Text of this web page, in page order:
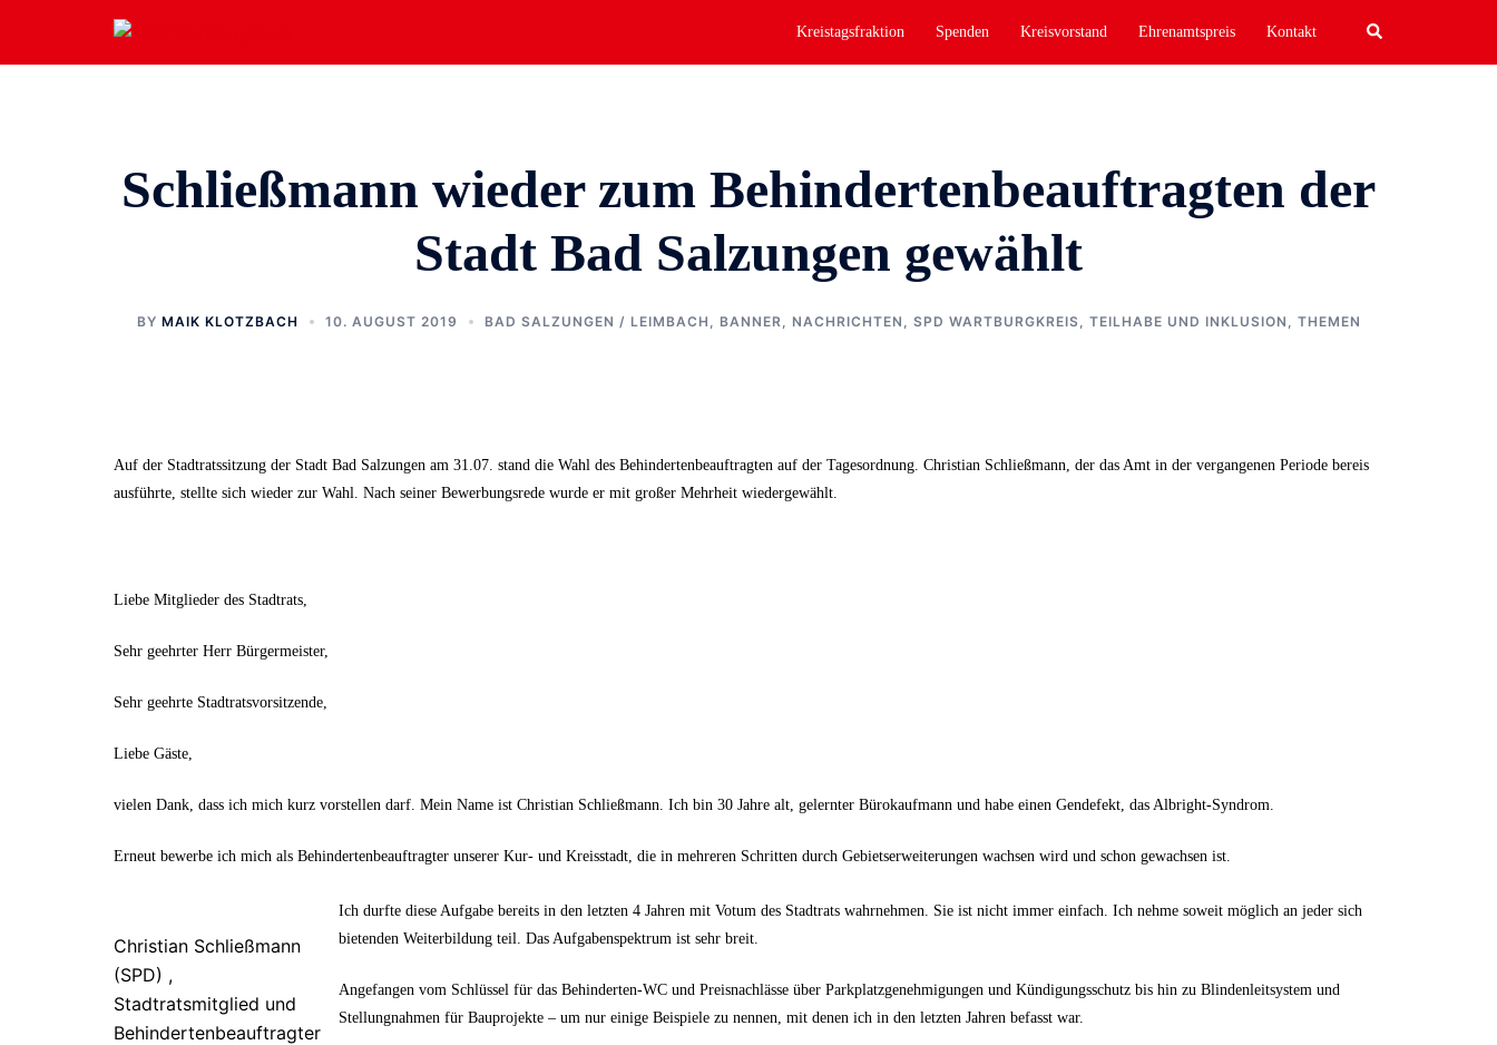
springen
Kreistagsfraktion Spenden Kreisvorstand Ehrenamtspreis Kontakt Search
Schließmann wieder zum Behindertenbeauftragten der
Stadt Bad Salzungen gewählt
BY MAIK KLOTZBACH 10. AUGUST 2019 BAD SALZUNGEN / LEIMBACH BANNER NACHRICHTEN SPD WARTBURGKREIS TEILHABE UND INKLUSION THEMEN
Auf der Stadtratssitzung der Stadt Bad Salzungen am 31.07. stand die Wahl des Behindertenbeauftragten auf der Tagesordnung. Christian Schließmann, der das Amt in der vergangenen Periode bereis
ausführte, stellte sich wieder zur Wahl. Nach seiner Bewerbungsrede wurde er mit großer Mehrheit wiedergewählt.
Liebe Mitglieder des Stadtrats,
Sehr geehrter Herr Bürgermeister,
Sehr geehrte Stadtratsvorsitzende,
Liebe Gäste,
vielen Dank, dass ich mich kurz vorstellen darf. Mein Name ist Christian Schließmann. Ich bin 30 Jahre alt, gelernter Bürokaufmann und habe einen Gendefekt, das Albright-Syndrom.
Erneut bewerbe ich mich als Behindertenbeauftragter unserer Kur- und Kreisstadt, die in mehreren Schritten durch Gebietserweiterungen wachsen wird und schon gewachsen ist.
Christian Schließmann
(SPD) ,
Stadtratsmitglied und
Behindertenbeauftragter
Ich durfte diese Aufgabe bereits in den letzten 4 Jahren mit Votum des Stadtrats wahrnehmen. Sie ist nicht immer einfach. Ich nehme soweit möglich an jeder sich
bietenden Weiterbildung teil. Das Aufgabenspektrum ist sehr breit.
Angefangen vom Schlüssel für das Behinderten-WC und Preisnachlässe über Parkplatzgenehmigungen und Kündigungsschutz bis hin zu Blindenleitsystem und
Stellungnahmen für Bauprojekte – um nur einige Beispiele zu nennen, mit denen ich in den letzten Jahren befasst war.